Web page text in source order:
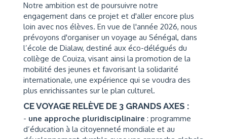
Notre ambition est de poursuivre notre
engagement dans ce projet et d'aller encore plus
loin avec nos élèves. En vue de l'année 2026, nous
prévoyons d'organiser un voyage au Sénégal, dans
l’école de Dialaw, destiné aux éco-délégués du
collège de Couiza, visant ainsi la promotion de la
mobilité des jeunes et favorisant la solidarité
internationale, une expérience qui se voudra des
plus enrichissantes sur le plan culturel.
CE VOYAGE RELÈVE DE 3 GRANDS AXES :
- une approche pluridisciplinaire : programme
d’éducation à la citoyenneté mondiale et au